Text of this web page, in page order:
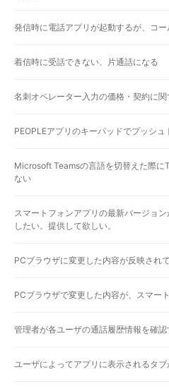
発信時に電話アプリが起動するが、コ
着信時に受話できない、片通話になる
名刺オペレーター入力の価格・契約に
PEOPLEアプリのキーパッドでプッシ
Microsoft Teamsの言語を切替えた際に
ない
スマートフォンアプリの最新バージョ
したい。提供して欲しい。
PCブラウザに変更した内容が反映され
PCブラウザで変更した内容が、スマー
管理者が各ユーザの通話履歴情報を確
ユーザによってアプリに表示されるタブ